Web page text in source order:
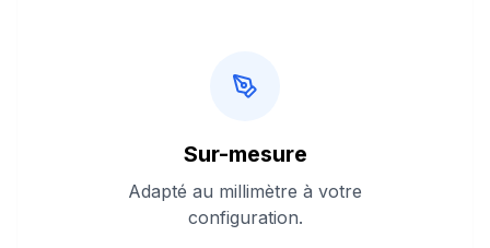
Sur-mesure
Adapté au millimètre à votre
configuration.